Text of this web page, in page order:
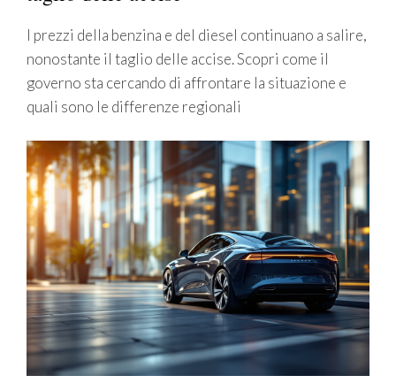
I prezzi della benzina e del diesel continuano a salire,
nonostante il taglio delle accise. Scopri come il
governo sta cercando di affrontare la situazione e
quali sono le differenze regionali